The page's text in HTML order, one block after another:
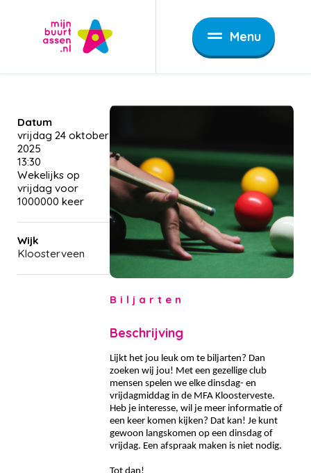
Menu
Biljarten
Datum
vrijdag 24 oktober
2025
13:30
Wekelijks op
vrijdag voor
1000000 keer
Wijk
Kloosterveen
Beschrijving
Lijkt het jou leuk om te biljarten? Dan
zoeken wij jou! Met een gezellige club
mensen spelen we elke dinsdag- en
vrijdagmiddag in de MFA Kloosterveste.
Heb je interesse, wil je meer informatie of
een keer komen kijken? Dat kan! Je kunt
gewoon langskomen op een dinsdag of
vrijdag. Een afspraak maken is niet nodig.